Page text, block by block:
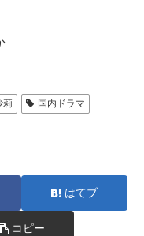
莉
国内ドラマ
はてブ
コピー